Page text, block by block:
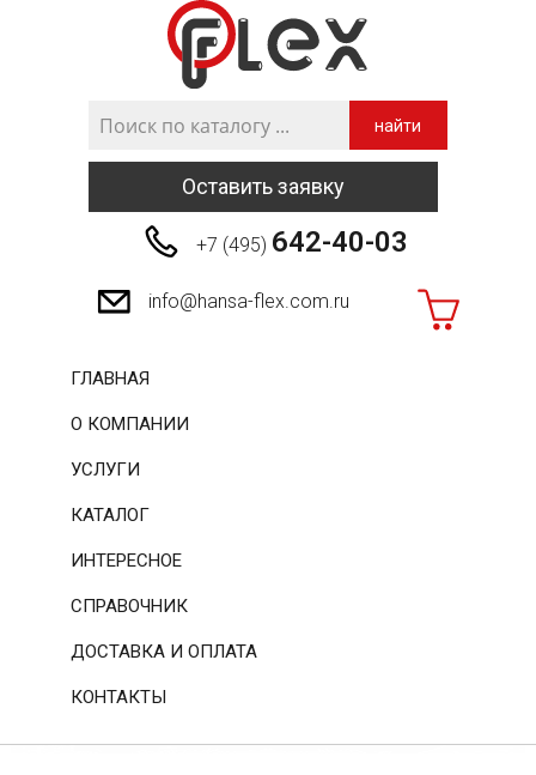
найти
Оставить заявку
+7 (495) 642-40-03
info@hansa-flex.com.ru
ГЛАВНАЯ
О КОМПАНИИ
УСЛУГИ
КАТАЛОГ
ИНТЕРЕСНОЕ
СПРАВОЧНИК
ДОСТАВКА И ОПЛАТА
КОНТАКТЫ